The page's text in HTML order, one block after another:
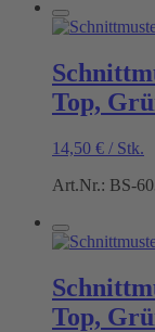
Top,
14,50 € / Stk.
Art.Nr.: BS-
Top,